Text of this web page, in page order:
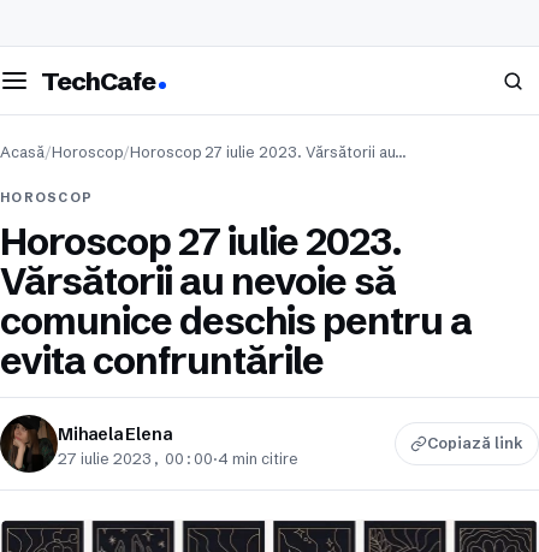
meniul
TechCafe Caută
Acasă/Horoscop/Horoscop 27 iulie 2023. Vărsătorii au…
HOROSCOP
Horoscop 27 iulie 2023.
Vărsătorii au nevoie să
comunice deschis pentru a
evita confruntările
Mihaela Elena
27 iulie 2023, 00:00·4 min citire
Copiază link